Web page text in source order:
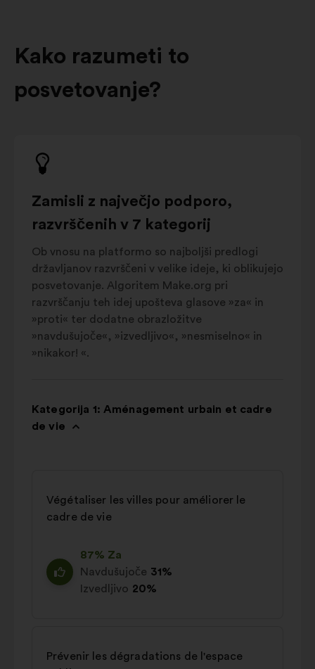
Kako razumeti to
posvetovanje?
Zamisli z največjo podporo,
razvrščenih v 7 kategorij
Ob vnosu na platformo so najboljši predlogi
državljanov razvrščeni v velike ideje, ki oblikujejo
posvetovanje. Algoritem Make.org pri
razvrščanju teh idej upošteva glasove »za« in
»proti« ter dodatne obrazložitve
»navdušujoče«, »izvedljivo«, »nesmiselno« in
»nikakor! «.
Kategorija 1: Aménagement urbain et cadre
de vie
Végétaliser les villes pour améliorer le
cadre de vie
87% Za
Navdušujoče 31%
Izvedljivo 20%
Prévenir les dégradations de l'espace